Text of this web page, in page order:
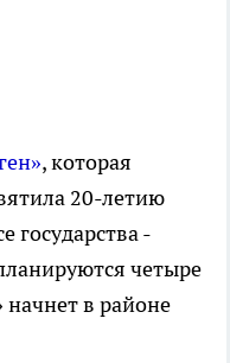
, которая
20-летию
государства -
четыре
в районе